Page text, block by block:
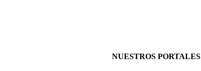
NUESTROS PORTALES